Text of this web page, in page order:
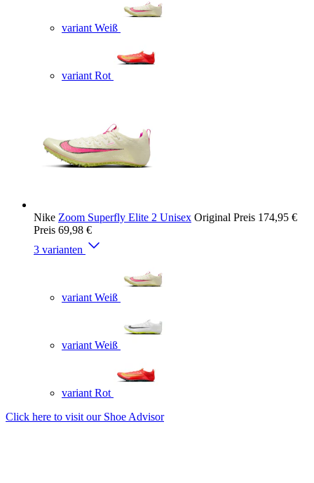
variant Weiß
variant Rot
Nike Zoom Superfly Elite 2 Unisex Original Preis 174,95 €
Preis 69,98 €
3 varianten
variant Weiß
variant Weiß
variant Rot
Click here to visit our Shoe Advisor